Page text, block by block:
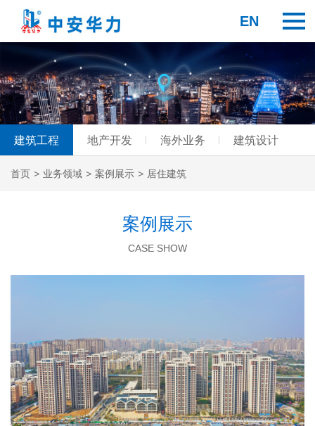
EN
建筑工程 地产开发 海外业务 建筑设计
首页 > 业务领域 > 案例展示 > 居住建筑
案例展示
CASE SHOW